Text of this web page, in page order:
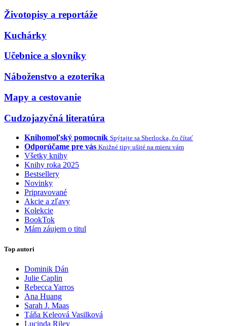
Životopisy a reportáže
Kuchárky
Učebnice a slovníky
Náboženstvo a ezoterika
Mapy a cestovanie
Cudzojazyčná literatúra
Knihomoľský pomocník Spýtajte sa Sherlocka, čo čítať
Odporúčame pre vás Knižné tipy ušité na mieru vám
Všetky knihy
Knihy roka 2025
Bestsellery
Novinky
Pripravované
Akcie a zľavy
Kolekcie
BookTok
Mám záujem o titul
Top autori
Dominik Dán
Julie Caplin
Rebecca Yarros
Ana Huang
Sarah J. Maas
Táňa Keleová Vasilková
Lucinda Riley